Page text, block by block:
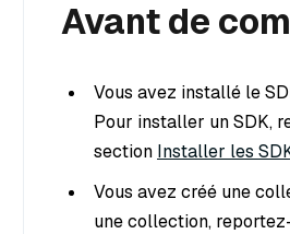
Avant de
Vous avez installé le
Pour installer un SDK,
section Installer les
Vous avez créé une
une collection,